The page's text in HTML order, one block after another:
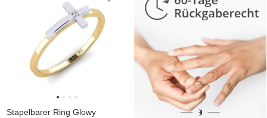
Stapelbarer Ring Glowy